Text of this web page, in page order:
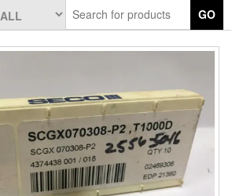
GO